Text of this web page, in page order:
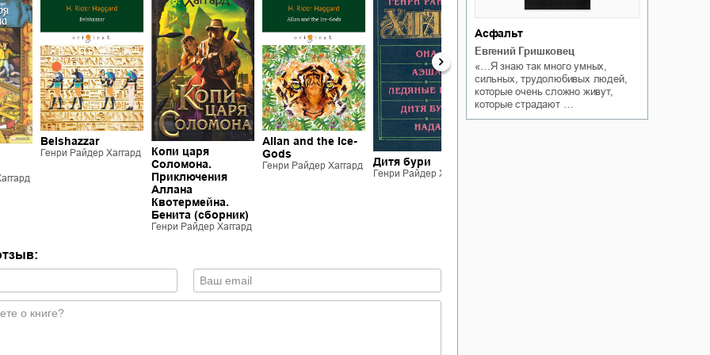
Belshazzar
Генри Райдер Хаггард
Копи царя
Соломона.
Приключения
Аллана
Квотермейна.
Бенита (сборник)
Генри Райдер Хаггард
Allan and the Ice-
Gods
Генри Райдер Хаггард Дитя бури
Генри Райдер Хаггард
Асфальт
Евгений Гришковец
«…Я знаю так много умных,
сильных, трудолюбивых людей,
которые очень сложно живут,
которые страдают …